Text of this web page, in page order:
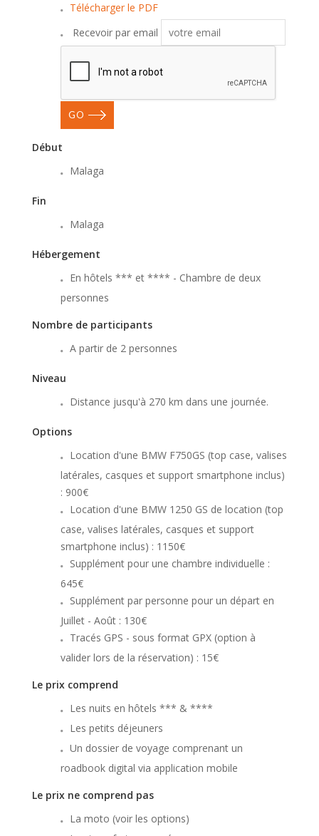
Télécharger le PDF
Recevoir par email
GO
Début
Malaga
Fin
Malaga
Hébergement
En hôtels *** et **** - Chambre de deux
personnes
Nombre de participants
A partir de 2 personnes
Niveau
Distance jusqu'à 270 km dans une journée.
Options
Location d'une BMW F750GS (top case, valises
latérales, casques et support smartphone inclus)
: 900€
Location d'une BMW 1250 GS de location (top
case, valises latérales, casques et support
smartphone inclus) : 1150€
Supplément pour une chambre individuelle :
645€
Supplément par personne pour un départ en
Juillet - Août : 130€
Tracés GPS - sous format GPX (option à
valider lors de la réservation) : 15€
Le prix comprend
Les nuits en hôtels *** & ****
Les petits déjeuners
Un dossier de voyage comprenant un
roadbook digital via application mobile
Le prix ne comprend pas
La moto (voir les options)